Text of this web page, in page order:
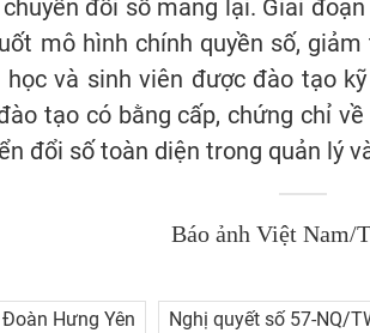
đổi số mang lại. Giai
mô hình chính quyền số,
học và sinh viên được đào tạo
tạo có bằng cấp, chứng chỉ
đổi số toàn diện trong quản lý
Báo ảnh Việt Nam/
Hưng Yên Nghị quyết số 57-NQ/